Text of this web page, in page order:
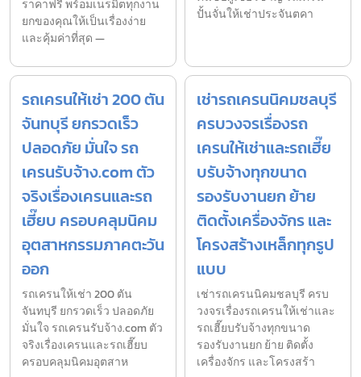
ราคาฟรี พร้อมเนรมิตทุกงาน
ยกของคุณให้เป็นเรื่องง่าย
และคุ้มค่าที่สุด —
ปั้นจั่นให้เช่าประจันตคา
รถเครนให้เช่า 200 ตัน
จันทบุรี ยกรวดเร็ว
ปลอดภัย มั่นใจ รถ
เครนรับจ้าง.com ตัว
จริงเรื่องเครนและรถ
เฮี๊ยบ ครอบคลุมนิคม
อุตสาหกรรมภาคตะวัน
ออก
รถเครนให้เช่า 200 ตัน
จันทบุรี ยกรวดเร็ว ปลอดภัย
มั่นใจ รถเครนรับจ้าง.com ตัว
จริงเรื่องเครนและรถเฮี๊ยบ
ครอบคลุมนิคมอุตสาห
เช่ารถเครนนิคมชลบุรี
ครบวงจรเรื่องรถ
เครนให้เช่าและรถเฮี๊ย
บรับจ้างทุกขนาด
รองรับงานยก ย้าย
ติดตั้งเครื่องจักร และ
โครงสร้างเหล็กทุกรูป
แบบ
เช่ารถเครนนิคมชลบุรี ครบ
วงจรเรื่องรถเครนให้เช่าและ
รถเฮี๊ยบรับจ้างทุกขนาด
รองรับงานยก ย้าย ติดตั้ง
เครื่องจักร และโครงสร้า